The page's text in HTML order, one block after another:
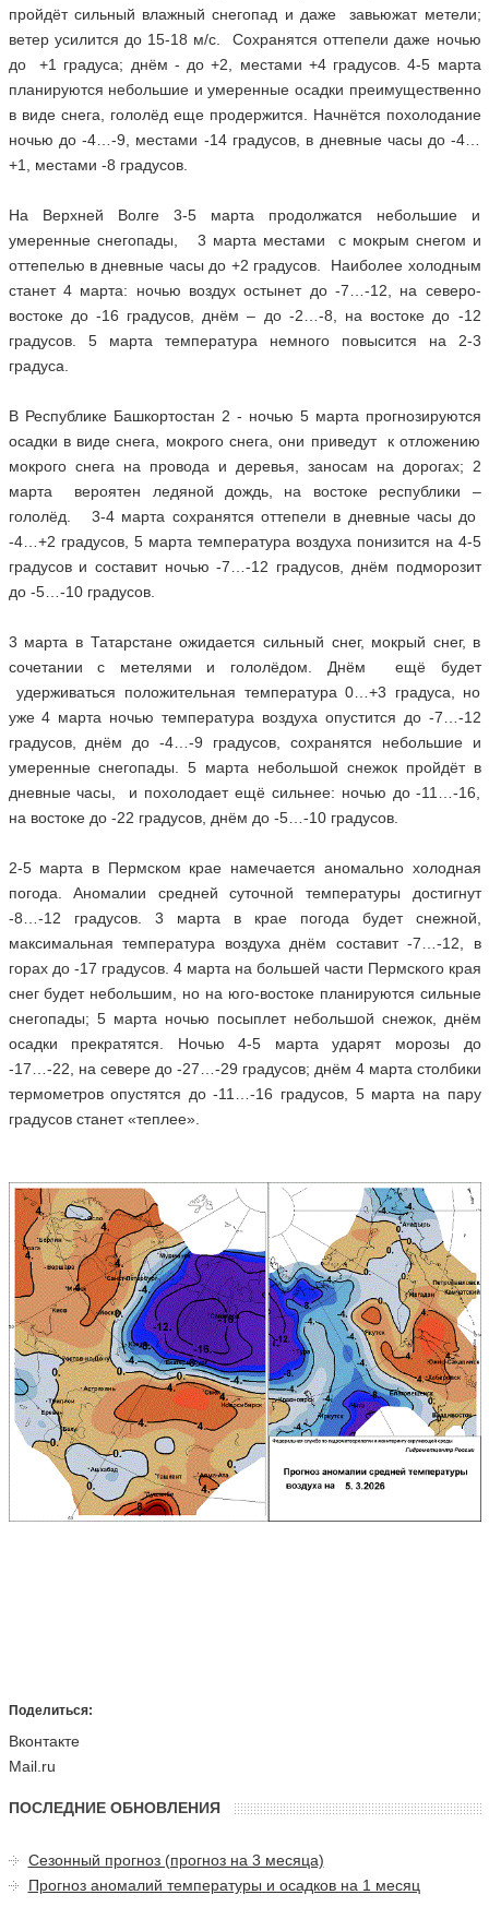
пройдёт сильный влажный снегопад и даже завьюжат метели;
ветер усилится до 15-18 м/с. Сохранятся оттепели даже ночью
до +1 градуса; днём - до +2, местами +4 градусов. 4-5 марта
планируются небольшие и умеренные осадки преимущественно
в виде снега, гололёд еще продержится. Начнётся похолодание
ночью до -4…-9, местами -14 градусов, в дневные часы до -4…
+1, местами -8 градусов.
На Верхней Волге 3-5 марта продолжатся небольшие и
умеренные снегопады, 3 марта местами с мокрым снегом и
оттепелью в дневные часы до +2 градусов. Наиболее холодным
станет 4 марта: ночью воздух остынет до -7…-12, на северо-
востоке до -16 градусов, днём – до -2…-8, на востоке до -12
градусов. 5 марта температура немного повысится на 2-3
градуса.
В Республике Башкортостан 2 - ночью 5 марта прогнозируются
осадки в виде снега, мокрого снега, они приведут к отложению
мокрого снега на провода и деревья, заносам на дорогах; 2
марта вероятен ледяной дождь, на востоке республики –
гололёд. 3-4 марта сохранятся оттепели в дневные часы до
-4…+2 градусов, 5 марта температура воздуха понизится на 4-5
градусов и составит ночью -7…-12 градусов, днём подморозит
до -5…-10 градусов.
3 марта в Татарстане ожидается сильный снег, мокрый снег, в
сочетании с метелями и гололёдом. Днём ещё будет
удерживаться положительная температура 0…+3 градуса, но
уже 4 марта ночью температура воздуха опустится до -7…-12
градусов, днём до -4…-9 градусов, сохранятся небольшие и
умеренные снегопады. 5 марта небольшой снежок пройдёт в
дневные часы, и похолодает ещё сильнее: ночью до -11…-16,
на востоке до -22 градусов, днём до -5…-10 градусов.
2-5 марта в Пермском крае намечается аномально холодная
погода. Аномалии средней суточной температуры достигнут
-8…-12 градусов. 3 марта в крае погода будет снежной,
максимальная температура воздуха днём составит -7…-12, в
горах до -17 градусов. 4 марта на большей части Пермского края
снег будет небольшим, но на юго-востоке планируются сильные
снегопады; 5 марта ночью посыплет небольшой снежок, днём
осадки прекратятся. Ночью 4-5 марта ударят морозы до
-17…-22, на севере до -27…-29 градусов; днём 4 марта столбики
термометров опустятся до -11…-16 градусов, 5 марта на пару
градусов станет «теплее».
Поделиться:
Вконтакте
Mail.ru
ПОСЛЕДНИЕ ОБНОВЛЕНИЯ
Сезонный прогноз (прогноз на 3 месяца)
Прогноз аномалий температуры и осадков на 1 месяц